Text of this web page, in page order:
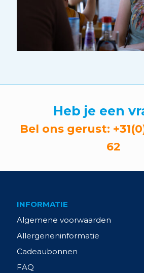
Heb je een
Bel ons gerust:
62
INFORMATIE
Algemene voorwaarden
Allergeneninformatie
Cadeaubonnen
FAQ